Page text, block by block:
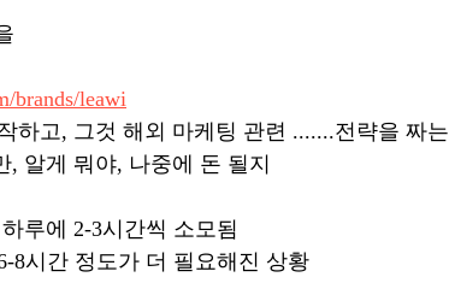
brands/leawi
하고, 그것 해외 마케팅 관련 .......전략을 짜는
, 알게 뭐야, 나중에 돈 될지
루에 2-3시간씩 소모됨
8시간 정도가 더 필요해진 상황